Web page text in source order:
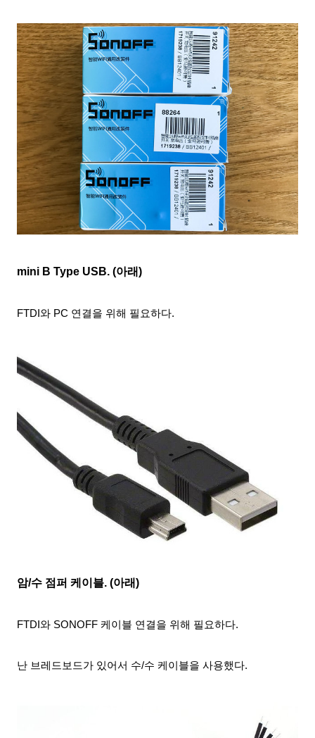
mini B Type USB. (아래)
FTDI와 PC 연결을 위해 필요하다.
암/수 점퍼 케이블. (아래)
FTDI와 SONOFF 케이블 연결을 위해 필요하다.
난 브레드보드가 있어서 수/수 케이블을 사용했다.